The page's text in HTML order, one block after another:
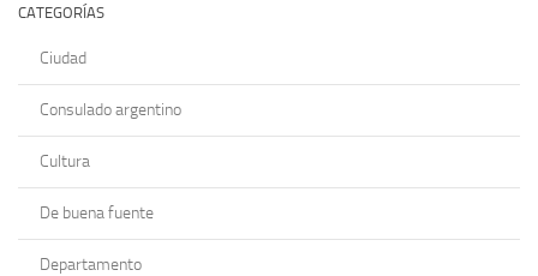
CATEGORÍAS
Ciudad
Consulado argentino
Cultura
De buena fuente
Departamento